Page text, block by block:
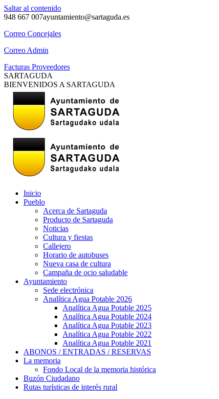
Saltar al contenido
948 667 007ayuntamiento@sartaguda.es
Correo Concejales
Correo Admin
Facturas Proveedores
SARTAGUDA
BIENVENIDOS A SARTAGUDA
Inicio
Pueblo
Acerca de Sartaguda
Producto de Sartaguda
Noticias
Cultura y fiestas
Callejero
Horario de autobuses
Nueva casa de cultura
Campaña de ocio saludable
Ayuntamiento
Sede electrónica
Analítica Agua Potable 2026
Analítica Agua Potable 2025
Analítica Agua Potable 2024
Analítica Agua Potable 2023
Analítica Agua Potable 2022
Analítica Agua Potable 2021
ABONOS / ENTRADAS / RESERVAS
La memoria
Fondo Local de la memoria histórica
Buzón Ciudadano
Rutas turísticas de interés rural